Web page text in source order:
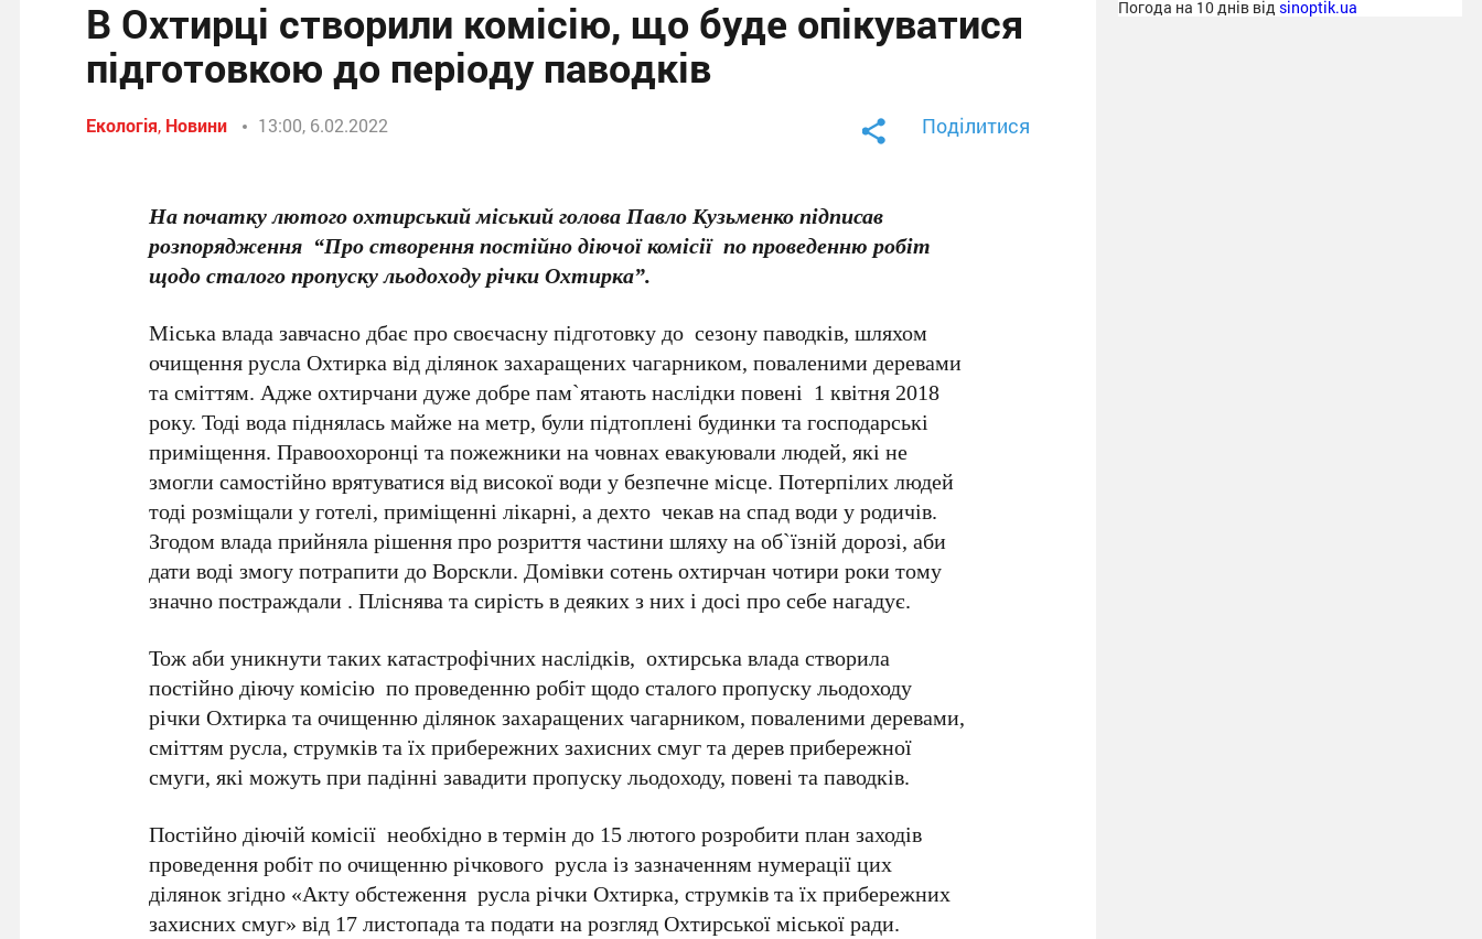
В Охтирці створили комісію, що буде опікуватися
підготовкою до періоду паводків
Екологія, Новини 13:00, 6.02.2022 Поділитися
На початку лютого охтирський міський голова Павло Кузьменко підписав
розпорядження “Про створення постійно діючої комісії по проведенню робіт
щодо сталого пропуску льодоходу річки Охтирка”.
Міська влада завчасно дбає про своєчасну підготовку до сезону паводків, шляхом
очищення русла Охтирка від ділянок захаращених чагарником, поваленими деревами
та сміттям. Адже охтирчани дуже добре пам`ятають наслідки повені 1 квітня 2018
року. Тоді вода піднялась майже на метр, були підтоплені будинки та господарські
приміщення. Правоохоронці та пожежники на човнах евакуювали людей, які не
змогли самостійно врятуватися від високої води у безпечне місце. Потерпілих людей
тоді розміщали у готелі, приміщенні лікарні, а дехто чекав на спад води у родичів.
Згодом влада прийняла рішення про розриття частини шляху на об`їзній дорозі, аби
дати воді змогу потрапити до Ворскли. Домівки сотень охтирчан чотири роки тому
значно постраждали . Пліснява та сирість в деяких з них і досі про себе нагадує.
Тож аби уникнути таких катастрофічних наслідків, охтирська влада створила
постійно діючу комісію по проведенню робіт щодо сталого пропуску льодоходу
річки Охтирка та очищенню ділянок захаращених чагарником, поваленими деревами,
сміттям русла, струмків та їх прибережних захисних смуг та дерев прибережної
смуги, які можуть при падінні завадити пропуску льодоходу, повені та паводків.
Постійно діючій комісії необхідно в термін до 15 лютого розробити план заходів
проведення робіт по очищенню річкового русла із зазначенням нумерації цих
ділянок згідно «Акту обстеження русла річки Охтирка, струмків та їх прибережних
захисних смуг» від 17 листопада та подати на розгляд Охтирської міської ради.
Погода на 10 днів від sinoptik.ua